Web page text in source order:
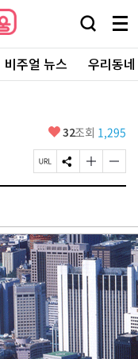
검
창
열
기
메
뉴
전
체
보
비주얼 뉴스 우리동
좋
요
32조회 1,295
페
이
L
복
사
S
N
하
기
글
자
게
변
경
하
기
글
자
게
변
경
하
기